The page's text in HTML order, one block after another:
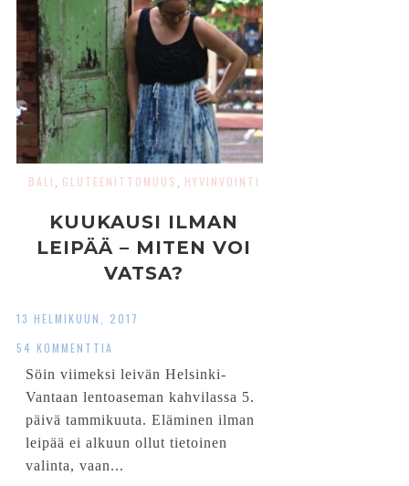
BALI GLUTEENITTOMUUS HYVINVOINTI
KUUKAUSI ILMAN
LEIPÄÄ – MITEN VOI
VATSA?
13 HELMIKUUN, 2017
54 KOMMENTTIA
Söin viimeksi leivän Helsinki-
Vantaan lentoaseman kahvilassa 5.
päivä tammikuuta. Eläminen ilman
leipää ei alkuun ollut tietoinen
valinta, vaan...